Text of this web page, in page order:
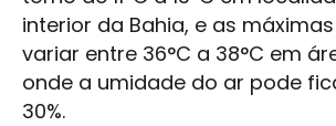
interior da Bahia, e as
variar entre 36°C a 38°C em
onde a umidade do ar pode
30%.